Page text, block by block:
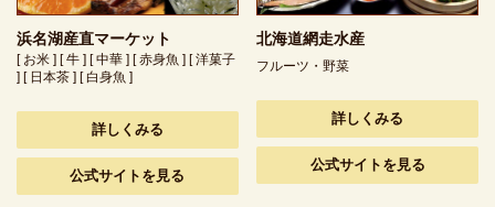
浜名湖産直マーケット
[ お米 ] [ 牛 ] [ 中華 ] [ 赤身魚 ] [ 洋菓子
] [ 日本茶 ] [ 白身魚 ]
詳しくみる
公式サイトを見る
北海道網走水産
フルーツ・野菜
詳しくみる
公式サイトを見る